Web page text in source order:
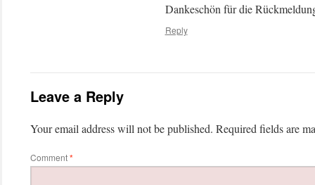
Dankeschön für die
Reply
Leave a Reply
Your email address will not be published. Required fields are
Comment*